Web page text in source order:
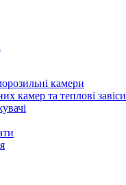
камери
камер та теплові завіси